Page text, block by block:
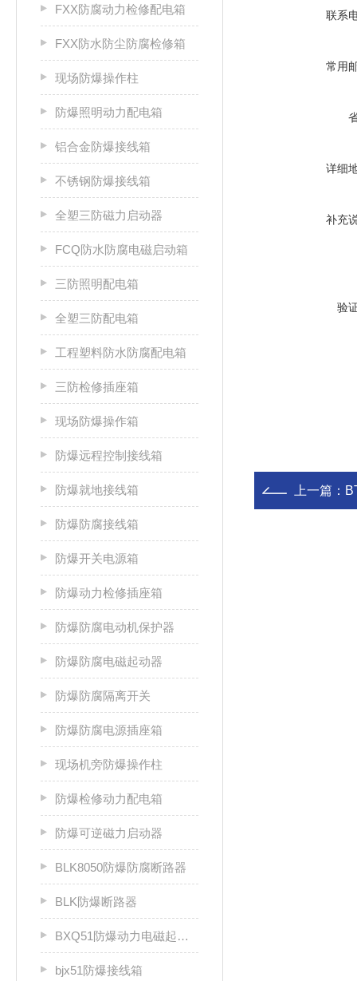
FXX防腐动力检修配电箱
FXX防水防尘防腐检修箱
现场防爆操作柱
防爆照明动力配电箱
铝合金防爆接线箱
不锈钢防爆接线箱
全塑三防磁力启动器
FCQ防水防腐电磁启动箱
三防照明配电箱
全塑三防配电箱
工程塑料防水防腐配电箱
三防检修插座箱
现场防爆操作箱
防爆远程控制接线箱
防爆就地接线箱
防爆防腐接线箱
防爆开关电源箱
防爆动力检修插座箱
防爆防腐电动机保护器
防爆防腐电磁起动器
防爆防腐隔离开关
防爆防腐电源插座箱
现场机旁防爆操作柱
防爆检修动力配电箱
防爆可逆磁力启动器
BLK8050防爆防腐断路器
BLK防爆断路器
BXQ51防爆动力电磁起动箱
bjx51防爆接线箱
联系
常用
详细
补充
验
上一篇：